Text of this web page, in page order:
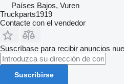
Países Bajos, Vuren
Truckparts1919
Contacte con el vendedor
Suscríbase para recibir anuncios
Suscribirse